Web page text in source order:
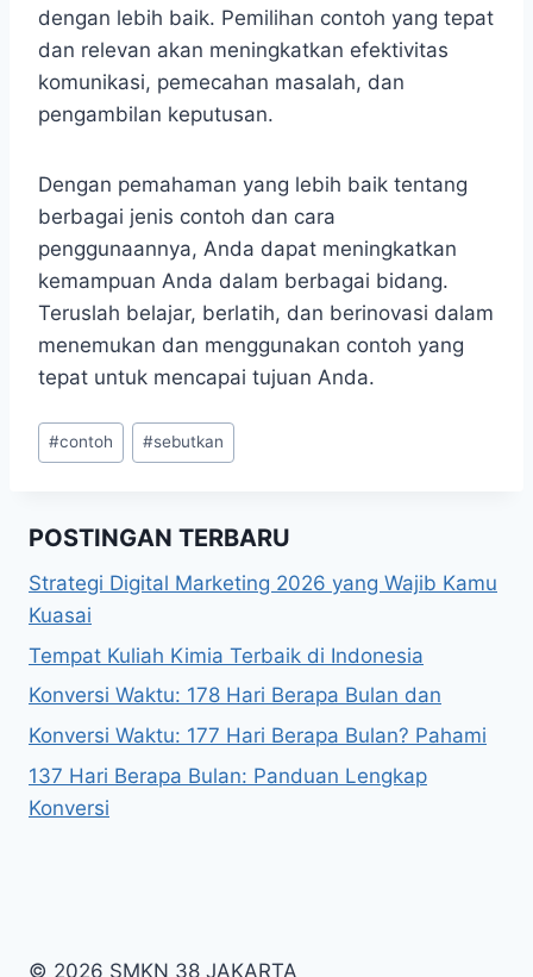
dengan lebih baik. Pemilihan contoh yang tepat
dan relevan akan meningkatkan efektivitas
komunikasi, pemecahan masalah, dan
pengambilan keputusan.
Dengan pemahaman yang lebih baik tentang
berbagai jenis contoh dan cara
penggunaannya, Anda dapat meningkatkan
kemampuan Anda dalam berbagai bidang.
Teruslah belajar, berlatih, dan berinovasi dalam
menemukan dan menggunakan contoh yang
tepat untuk mencapai tujuan Anda.
Post
Tags:
#contoh #sebutkan
POSTINGAN TERBARU
Strategi Digital Marketing 2026 yang Wajib Kamu
Kuasai
Tempat Kuliah Kimia Terbaik di Indonesia
Konversi Waktu: 178 Hari Berapa Bulan dan
Konversi Waktu: 177 Hari Berapa Bulan? Pahami
137 Hari Berapa Bulan: Panduan Lengkap
Konversi
© 2026 SMKN 38 JAKARTA